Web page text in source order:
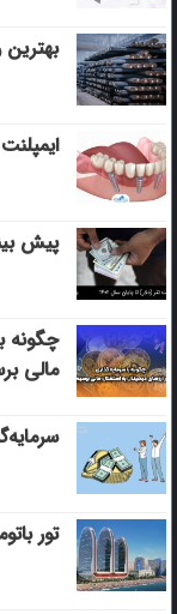
بهترین
پیش
چگونه
مالی
تور